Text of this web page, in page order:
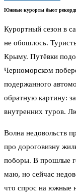
Южные курорты бьют рекорды
Курортный сезон в
не обошлось.
Крыму. Путёвки
Черноморском
подержанного
обратную картину:
внутренних туров.
Волна недовольств
про дороговизну
поборы. В прошлые
маю, но сейчас
что спрос на южные